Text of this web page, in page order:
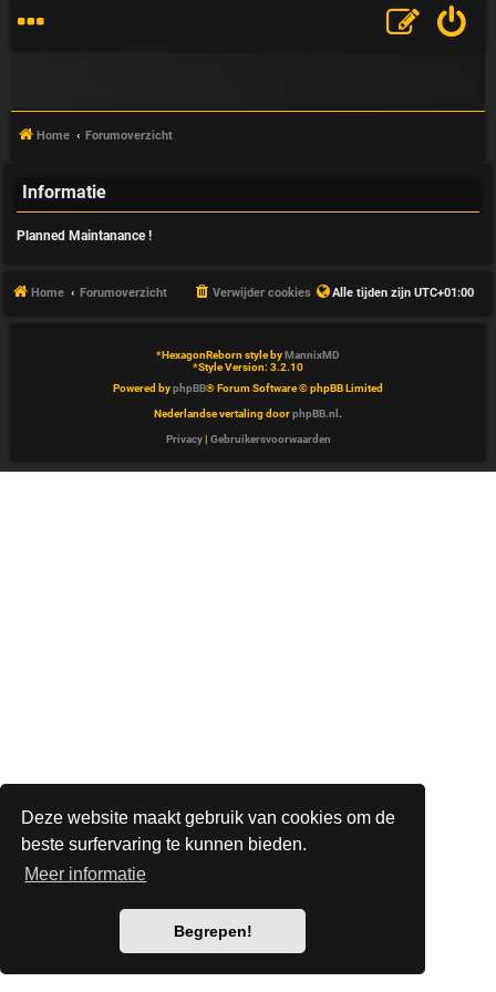
Deze website maakt gebruik van cookies om de
beste surfervaring te kunnen bieden.
Meer informatie
Begrepen!
V
A
Home Forumoverzicht
Informatie
Planned Maintanance !
Home Forumoverzicht Alle tijden zijn UTC+01:00
Verwijder cookies
*HexagonReborn style byMannixMD
*Style Version: 3.2.10
Powered byphpBB® Forum Software © phpBB Limited
Nederlandse vertaling doorphpBB.nl .
Privacy| Gebruikersvoorwaarden